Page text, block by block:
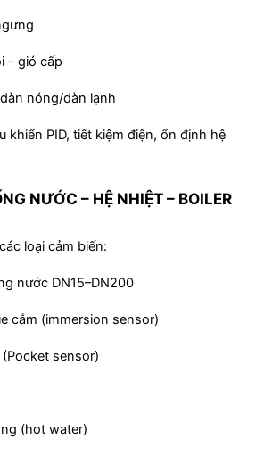
– gió cấp
nóng/dàn lạnh
khiển PID, tiết kiệm điện, ổn định hệ
NƯỚC – HỆ NHIỆT – BOILER
loại cảm biến:
nước DN15–DN200
cắm (immersion sensor)
sensor)
(hot water)